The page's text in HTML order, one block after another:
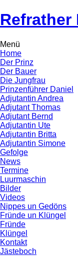
Refrather
Menü
Home
Der Prinz
Der Bauer
Die Jungfrau
Prinzenführer Daniel
Adjutantin Andrea
Adjutant Thomas
Adjutant Bernd
Adjutantin Ute
Adjutantin Britta
Adjutantin Simone
Gefolge
News
Termine
Luurmaschin
Bilder
Videos
Nippes un Gedöns
Fründe un Klüngel
Fründe
Klüngel
Kontakt
Jästeboch